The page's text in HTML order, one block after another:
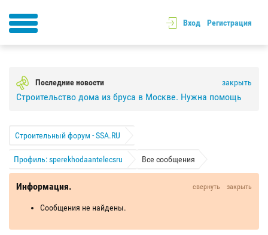
Вход Регистрация
Последние новости закрыть
Строительство дома из бруса в Москве. Нужна помощь
Строительный форум - SSA.RU
Профиль: sperekhodaantelecsru Все сообщения
Информация. свернуть закрыть
Сообщения не найдены.